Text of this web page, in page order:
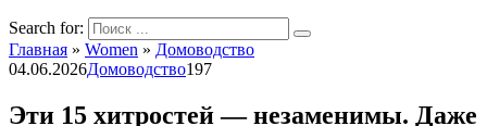
Search for:
Главная » Women » Домоводство
04.06.2026Домоводство197
Эти 15 хитростей — незаменимы. Даже